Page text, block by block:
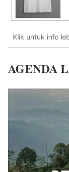
Klik untuk info
AGENDA